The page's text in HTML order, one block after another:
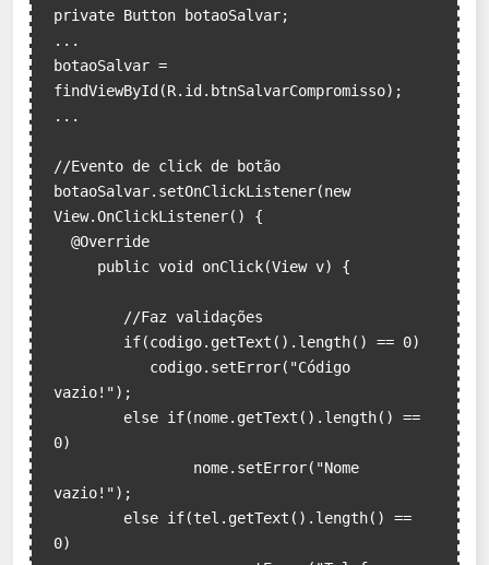
private Button botaoSalvar;
...
botaoSalvar =
findViewById(R.id.btnSalvarCompromisso);
...
//Evento de click de botão
botaoSalvar.setOnClickListener(new
View.OnClickListener() {
vazio!");
0)
vazio!");
0)